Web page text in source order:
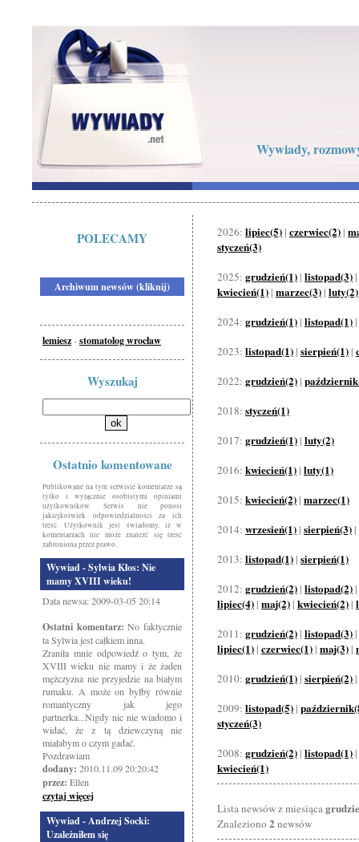
Wywiady,
POLECAMY
Archiwum newsów (kliknij)
lemiesz-stomatolog wrocław
Wyszukaj
Ostatnio komentowane
Publikowane na tym serwisie komentarze są
tylko i wyłącznie osobistymi opiniami
użytkowników. Serwis nie ponosi
jakiejkolwiek odpowiedzialności za ich
treść. Użytkownik jest świadomy, iż w
komentarzach nie może znaleźć się treść
zabroniona przez prawo.
Wywiad - Sylwia Kłos: Nie
mamy XVIII wieku!
Data newsa: 2009-03-05 20:14
Ostatni komentarz: No faktycznie
ta Sylwia jest całkiem inna.
Zraniła mnie odpowiedź o tym, że
XVIII wieku nie mamy i że żaden
mężczyzna nie przyjedzie na białym
rumaku. A może on byłby równie
romantyczny jak jego
partnerka...Nigdy nic nie wiadomo i
widać, że z tą dziewczyną nie
miałabym o czym gadać.
Pozdrawiam
dodany: 2010.11.09 20:20:42
przez: Ellen
czytaj więcej
Wywiad - Andrzej Socki:
Uzależniłem się
2026: lipiec(5) | czerwiec(2) |
styczeń(3)
2025: grudzień(1) | listopad(3) |
kwiecień(1) | marzec(3) | luty(2)
2024: grudzień(1) | listopad(1) |
2023: listopad(1) | sierpień(1) |
2022: grudzień(2) |
2018: styczeń(1)
2017: grudzień(1) | luty(2)
2016: kwiecień(1) | luty(1)
2015: kwiecień(2) | marzec(1)
2014: wrzesień(1) | sierpień(3) |
2013: listopad(1) | sierpień(1)
2012: grudzień(2) | listopad(2) |
lipiec(4) | maj(2) | kwiecień(2) |
2011: grudzień(2) | listopad(3) |
lipiec(1) | czerwiec(1) | maj(3) |
2010: grudzień(1) | sierpień(2) |
2009: listopad(5) |
styczeń(3)
2008: grudzień(2) | listopad(1) |
kwiecień(1)
Lista newsów z miesiąca
Znaleziono 2 newsów